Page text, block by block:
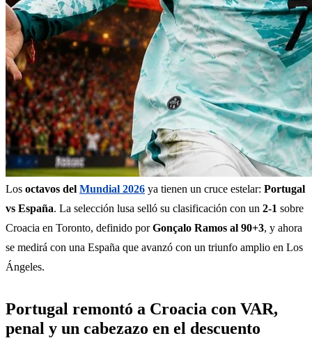
Los octavos del Mundial 2026 ya tienen un cruce estelar: Portugal
vs España. La selección lusa selló su clasificación con un 2-1 sobre
Croacia en Toronto, definido por Gonçalo Ramos al 90+3, y ahora
se medirá con una España que avanzó con un triunfo amplio en Los
Ángeles.
Portugal remontó a Croacia con VAR,
penal y un cabezazo en el descuento